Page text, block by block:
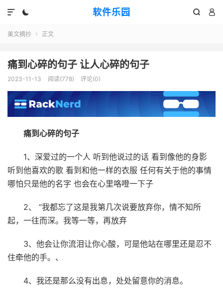
软件乐园 
 

美文摘抄  正文
痛到心碎的句子 让人心碎的句子
2023-11-13 阅读(778) 评论(0)
痛到心碎的句子
1、深爱过的一个人 听到他说过的话 看到像他的身影
听到他喜欢的歌 看到和他一样的衣服 任何有关于他的事情
哪怕只是他的名字 也会在心里咯噔一下子
2、 “我都忘了这是我第几次说要放弃你，情不知所
起，一往而深。我等一等，再放弃
3、他会让你流泪让你心酸，可是他站在哪里还是忍不
住牵他的手。、
4、我还是那么没有出息，处处留意你的消息。